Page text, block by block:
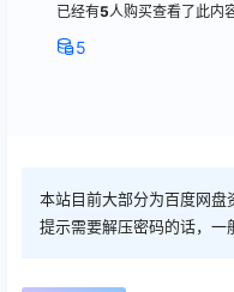
已经有5人购买查看了此内
5
本站目前大部分为百度网
提示需要解压密码的话，